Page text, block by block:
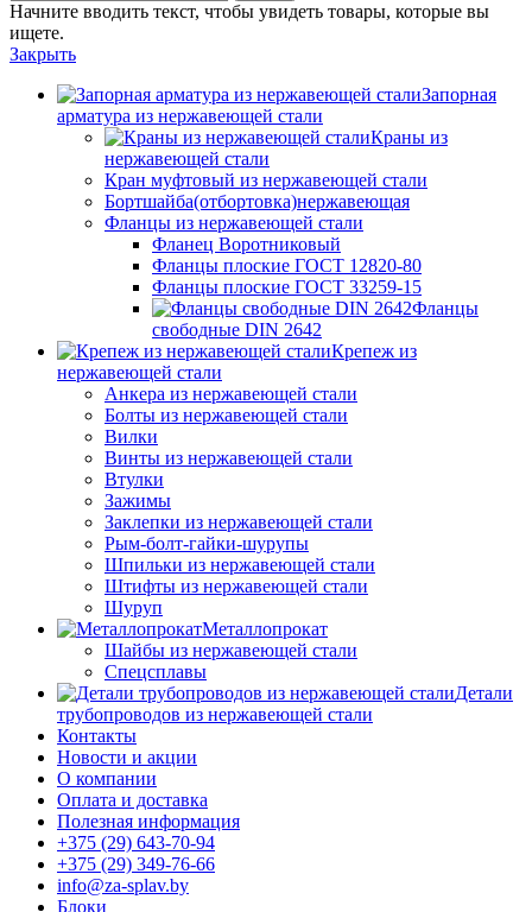
Начните вводить текст, чтобы увидеть товары, которые вы
ищете.
Закрыть
Запорная
арматура из нержавеющей стали
Краны из
нержавеющей стали
Кран муфтовый из нержавеющей стали
Бортшайба(отбортовка)нержавеющая
Фланцы из нержавеющей стали
Фланец Воротниковый
Фланцы плоские ГОСТ 12820-80
Фланцы плоские ГОСТ 33259-15
Фланцы
свободные DIN 2642
Крепеж из
нержавеющей стали
Анкера из нержавеющей стали
Болты из нержавеющей стали
Вилки
Винты из нержавеющей стали
Втулки
Зажимы
Заклепки из нержавеющей стали
Рым-болт-гайки-шурупы
Шпильки из нержавеющей стали
Штифты из нержавеющей стали
Шуруп
Металлопрокат
Шайбы из нержавеющей стали
Спецсплавы
Детали
трубопроводов из нержавеющей стали
Контакты
Новости и акции
О компании
Оплата и доставка
Полезная информация
+375 (29) 643-70-94
+375 (29) 349-76-66
info@za-splav.by
Блоки